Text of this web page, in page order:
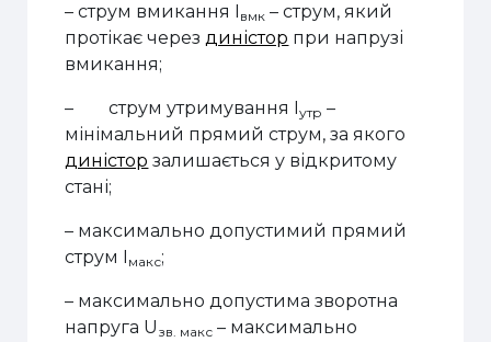
– струм вмикання I вмк – струм, який
протікає черездиністор при напрузі
вмикання;
–струм утримування Iутр –
мінімальний прямий струм, за якого
диністор залишається у відкритому
стані;
– максимально допустимий прямий
струм I
макс;
– максимально допустима зворотна
напруга U зв. макс – максимально